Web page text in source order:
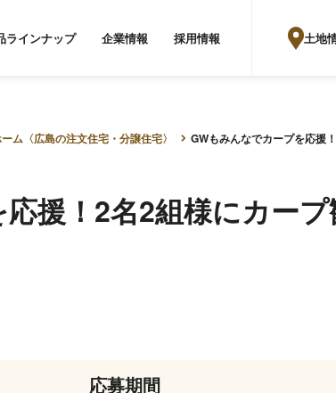
ラインナップ 企業情報 採用情報 土地
ム〈広島の注文住宅・分譲住宅〉 GWもみんなでカープを応援
援！2名2組様にカー
応募期間